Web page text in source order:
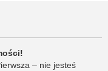
– nie jesteś